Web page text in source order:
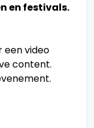
en festivals.
een video
content.